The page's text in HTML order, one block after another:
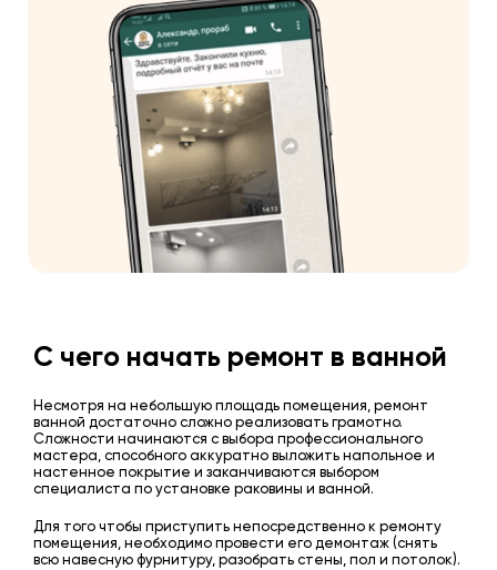
С чего начать ремонт в ванной
Несмотря на небольшую площадь помещения, ремонт
ванной достаточно сложно реализовать грамотно.
Сложности начинаются с выбора профессионального
мастера, способного аккуратно выложить напольное и
настенное покрытие и заканчиваются выбором
специалиста по установке раковины и ванной.
Для того чтобы приступить непосредственно к ремонту
помещения, необходимо провести его демонтаж (снять
всю навесную фурнитуру, разобрать стены, пол и потолок).